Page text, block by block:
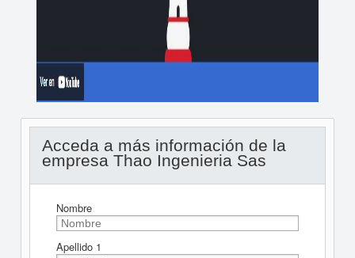
Acceda a más información de la
empresa Thao Ingenieria Sas
Nombre
Apellido 1